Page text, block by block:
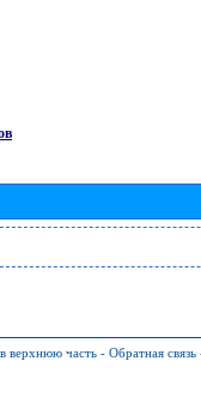
верхнюю часть - Обратная связь